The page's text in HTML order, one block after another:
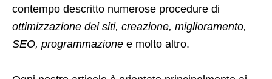
contempo descritto numerose procedure di
ottimizzazione dei siti, creazione, miglioramento,
SEO, programmazione e molto altro.